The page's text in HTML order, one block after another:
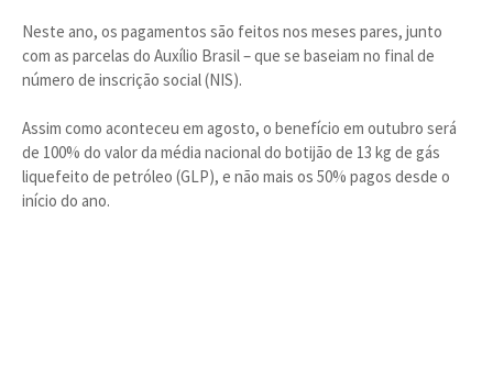
Neste ano, os pagamentos são feitos nos meses pares, junto
com as parcelas do Auxílio Brasil – que se baseiam no final de
número de inscrição social (NIS).
Assim como aconteceu em agosto, o benefício em outubro será
de 100% do valor da média nacional do botijão de 13 kg de gás
liquefeito de petróleo (GLP), e não mais os 50% pagos desde o
início do ano.